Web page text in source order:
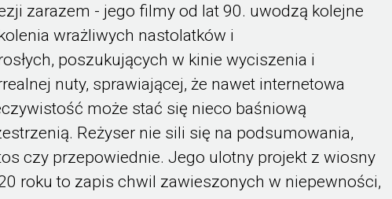
zarazem - jego filmy od lat 90. uwodzą kolejne
wrażliwych nastolatków i
poszukujących w kinie wyciszenia i
nuty, sprawiającej, że nawet internetowa
może stać się nieco baśniową
Reżyser nie sili się na podsumowania,
czy przepowiednie. Jego ulotny projekt z wiosny
roku to zapis chwil zawieszonych w niepewności,